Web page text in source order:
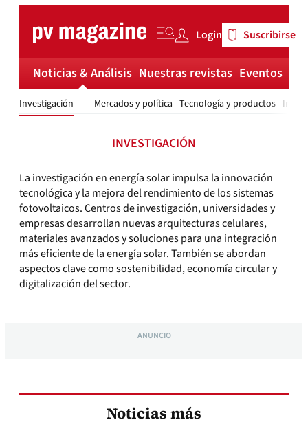
content
Login Suscribirse
Noticias & Análisis
Mercados y política Tecnología y productos
Investigación
Nuestras revistas Eventos
INVESTIGACIÓN
La investigación en energía solar impulsa la innovación
tecnológica y la mejora del rendimiento de los sistemas
fotovoltaicos. Centros de investigación, universidades y
empresas desarrollan nuevas arquitecturas celulares,
materiales avanzados y soluciones para una integración
más eficiente de la energía solar. También se abordan
aspectos clave como sostenibilidad, economía circular y
digitalización del sector.
ANUNCIO
Noticias más